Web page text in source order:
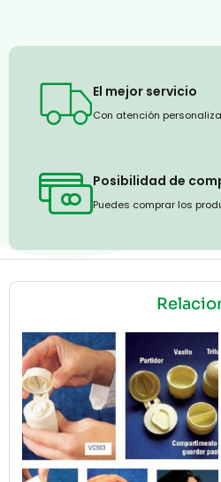
El mejor servicio
Con atención
Posibilidad de
Puedes comprar los